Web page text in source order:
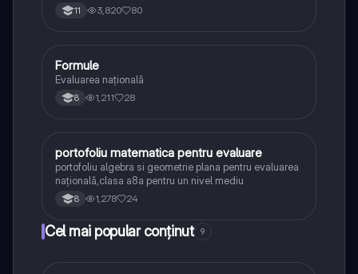
11 3,820 80
Matematică
Formule
Evaluarea națională
8 1,211 28
Matematică
portofoliu matematica pentru evaluare
portofoliu algebra si geometrie plana pentru evaluarea
națională,clasa a8a pentru un nivel mediu
8 1,278 24
Cel mai popular conținut 9